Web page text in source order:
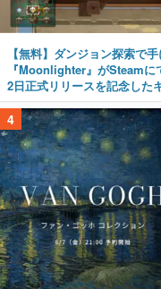
【無料】ダンジョン探索で
『Moonlighter』がSteam
2日正式リリースを記念した
4